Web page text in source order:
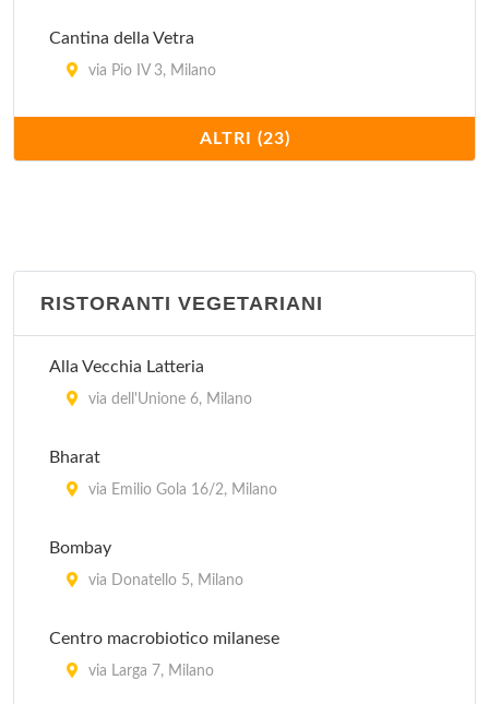
Cantina della Vetra
via Pio IV 3, Milano
via Arnolfo di Cambio 1/A, Milano
Charleston
Ditirambo
Globe
Il Sole
ALTRI (23)
RISTORANTI VEGETARIANI
Alla Vecchia Latteria
via dell'Unione 6, Milano
Bharat
via Emilio Gola 16/2, Milano
Bombay
via Donatello 5, Milano
Centro macrobiotico milanese
via Larga 7, Milano